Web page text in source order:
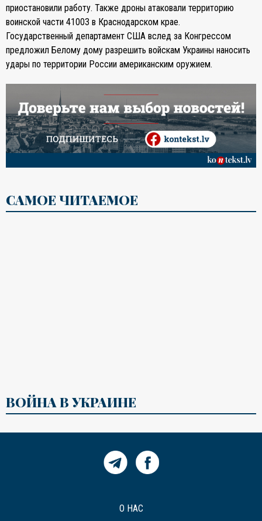
приостановили работу. Также дроны атаковали территорию
воинской части 41003 в Краснодарском крае.
Государственный департамент США вслед за Конгрессом
предложил Белому дому разрешить войскам Украины наносить
удары по территории России американским оружием.
САМОЕ ЧИТАЕМОЕ
ВОЙНА В УКРАИНЕ
О НАС